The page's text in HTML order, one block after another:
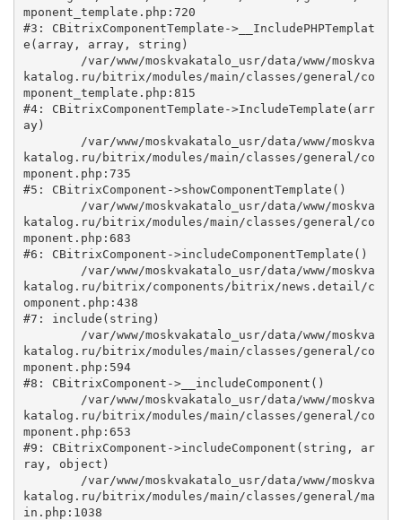
mponent_template.php:720
#3: CBitrixComponentTemplate->__IncludePHPTemplat
e(array, array, string)
katalog.ru/bitrix/modules/main/classes/general/co
mponent_template.php:815
#4: CBitrixComponentTemplate->IncludeTemplate(arr
ay)
katalog.ru/bitrix/modules/main/classes/general/co
mponent.php:735
#5: CBitrixComponent->showComponentTemplate()
katalog.ru/bitrix/modules/main/classes/general/co
mponent.php:683
#6: CBitrixComponent->includeComponentTemplate()
katalog.ru/bitrix/components/bitrix/news.detail/c
omponent.php:438
#7: include(string)
katalog.ru/bitrix/modules/main/classes/general/co
mponent.php:594
#8: CBitrixComponent->__includeComponent()
katalog.ru/bitrix/modules/main/classes/general/co
mponent.php:653
#9: CBitrixComponent->includeComponent(string, ar
ray, object)
katalog.ru/bitrix/modules/main/classes/general/ma
in.php:1038